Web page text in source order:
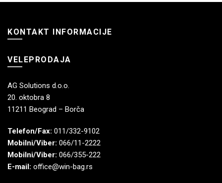
KONTAKT INFORMACIJE
VELEPRODAJA
AG Solutions d.o.o.
20. oktobra 8
11211 Beograd – Borča
Telefon/Fax: 011/332-9102
Mobilni/Viber: 066/11-2222
Mobilni/Viber: 066/355-222
E-mail: office@win-bag.rs